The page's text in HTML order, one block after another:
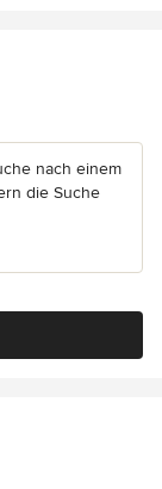
nach einem
die Suche